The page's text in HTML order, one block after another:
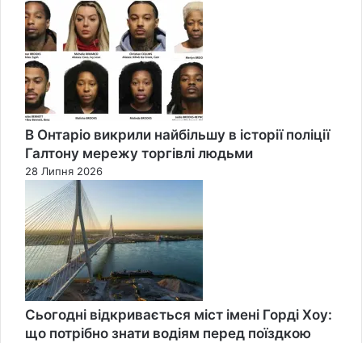
Close
В Онтаріо викрили найбільшу в історії поліції
Галтону мережу торгівлі людьми
28 Липня 2026
Сьогодні відкривається міст імені Горді Хоу:
що потрібно знати водіям перед поїздкою